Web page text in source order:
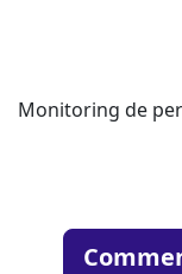
Monitoring de